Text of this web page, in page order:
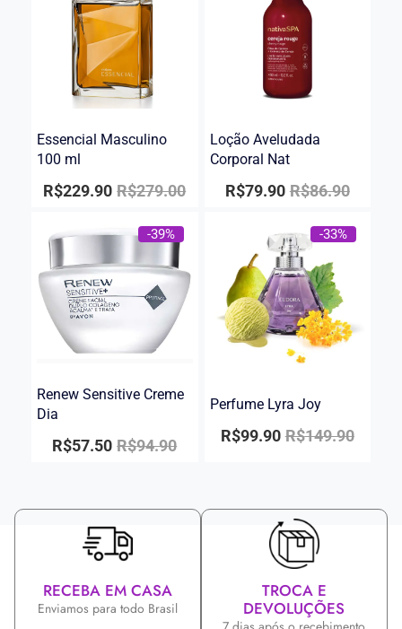
Essencial Masculino
100 ml
R$279.00
R$229.90
Loção Aveludada
Corporal Nat
R$86.90
R$79.90
-39%
Renew Sensitive Creme
Dia
R$94.90
R$57.50
-33%
Perfume Lyra Joy
R$149.90
R$99.90
RECEBA EM CASA
Enviamos para todo Brasil
TROCA E
DEVOLUÇÕES